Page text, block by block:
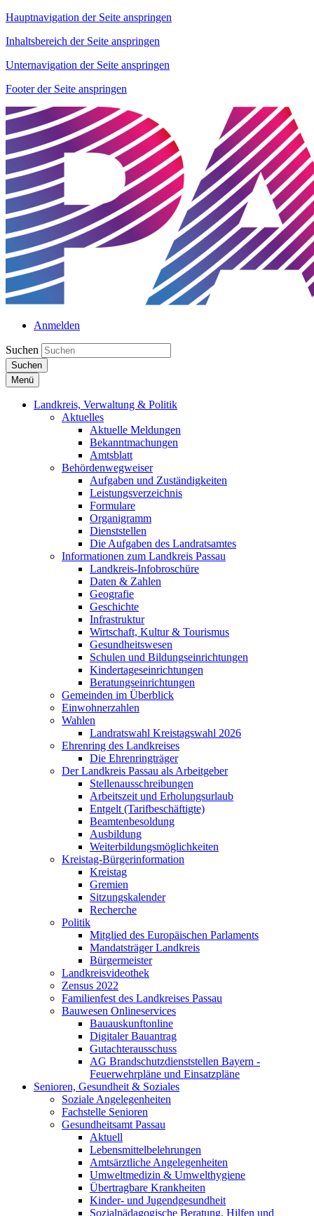
Hauptnavigation der Seite anspringen
Inhaltsbereich der Seite anspringen
Unternavigation der Seite anspringen
Footer der Seite anspringen
Anmelden
Suchen
Suchen
Menü
Landkreis, Verwaltung & Politik
Aktuelles
Aktuelle Meldungen
Bekanntmachungen
Amtsblatt
Behördenwegweiser
Aufgaben und Zuständigkeiten
Leistungsverzeichnis
Formulare
Organigramm
Dienststellen
Die Aufgaben des Landratsamtes
Informationen zum Landkreis Passau
Landkreis-Infobroschüre
Daten & Zahlen
Geografie
Geschichte
Infrastruktur
Wirtschaft, Kultur & Tourismus
Gesundheitswesen
Schulen und Bildungseinrichtungen
Kindertageseinrichtungen
Beratungseinrichtungen
Gemeinden im Überblick
Einwohnerzahlen
Wahlen
Landratswahl Kreistagswahl 2026
Ehrenring des Landkreises
Die Ehrenringträger
Der Landkreis Passau als Arbeitgeber
Stellenausschreibungen
Arbeitszeit und Erholungsurlaub
Entgelt (Tarifbeschäftigte)
Beamtenbesoldung
Ausbildung
Weiterbildungsmöglichkeiten
Kreistag-Bürgerinformation
Kreistag
Gremien
Sitzungskalender
Recherche
Politik
Mitglied des Europäischen Parlaments
Mandatsträger Landkreis
Bürgermeister
Landkreisvideothek
Zensus 2022
Familienfest des Landkreises Passau
Bauwesen Onlineservices
Bauauskunftonline
Digitaler Bauantrag
Gutachterausschuss
AG Brandschutzdienststellen Bayern -
Feuerwehrpläne und Einsatzpläne
Senioren, Gesundheit & Soziales
Soziale Angelegenheiten
Fachstelle Senioren
Gesundheitsamt Passau
Aktuell
Lebensmittelbelehrungen
Amtsärztliche Angelegenheiten
Umweltmedizin & Umwelthygiene
Übertragbare Krankheiten
Kinder- und Jugendgesundheit
Sozialpädagogische Beratung, Hilfen und